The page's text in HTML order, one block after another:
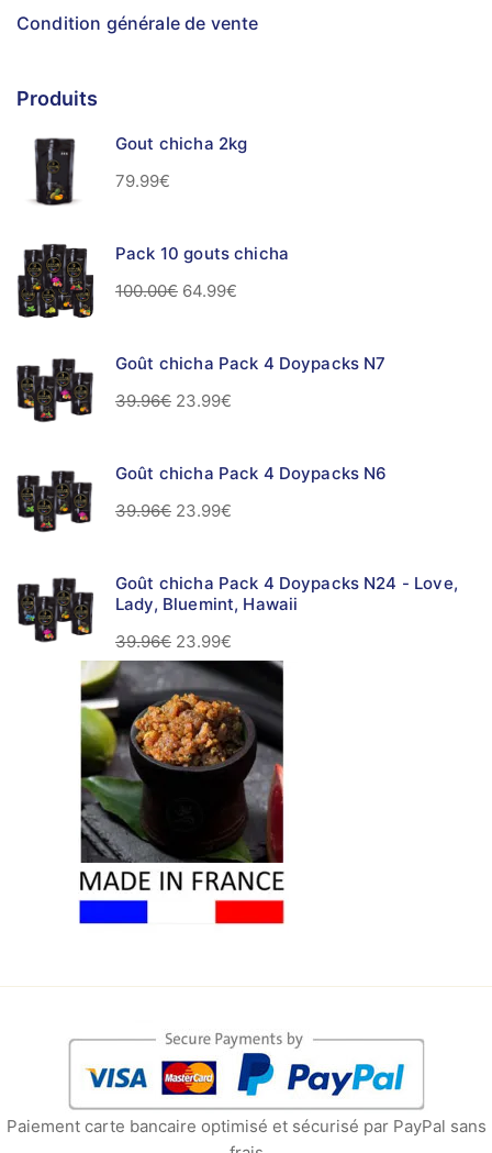
Condition générale de vente
Produits
Gout chicha 2kg
79.99€
Pack 10 gouts chicha
100.00€ 64.99€
Goût chicha Pack 4 Doypacks N7
39.96€ 23.99€
Goût chicha Pack 4 Doypacks N6
39.96€ 23.99€
Goût chicha Pack 4 Doypacks N24 - Love,
Lady, Bluemint, Hawaii
39.96€ 23.99€
Paiement carte bancaire optimisé et sécurisé par PayPal sans